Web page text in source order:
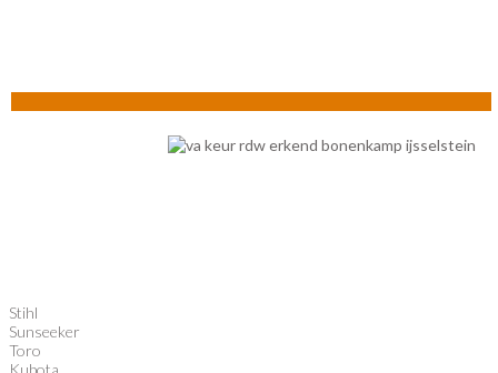
Stihl
Sunseeker
Toro
Kubota